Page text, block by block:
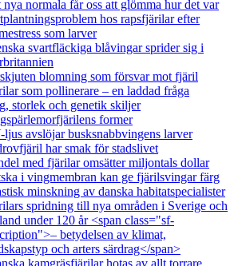
nya normala får oss att glömma hur det var
hos rapsfjärilar efter
som larver
svartfläckiga blåvingar sprider sig i
blomning som försvar mot fjäril
som pollinerare – en laddad fråga
storlek och genetik skiljer
former
avslöjar busksnabbvingens larver
har smak för stadslivet
med fjärilar omsätter miljontals dollar
i vingmembran kan ge fjärilsvingar färg
minskning av danska habitatspecialister
spridning till nya områden i Sverige och
under 120 år <span class="sf-
betydelsen av klimat,
och arters särdrag</span>
kamgräsfjärilar hotas av allt torrare